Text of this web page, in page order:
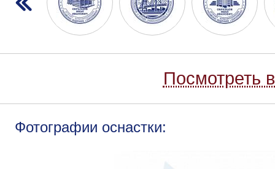
Посмотреть
Фотографии оснастки: